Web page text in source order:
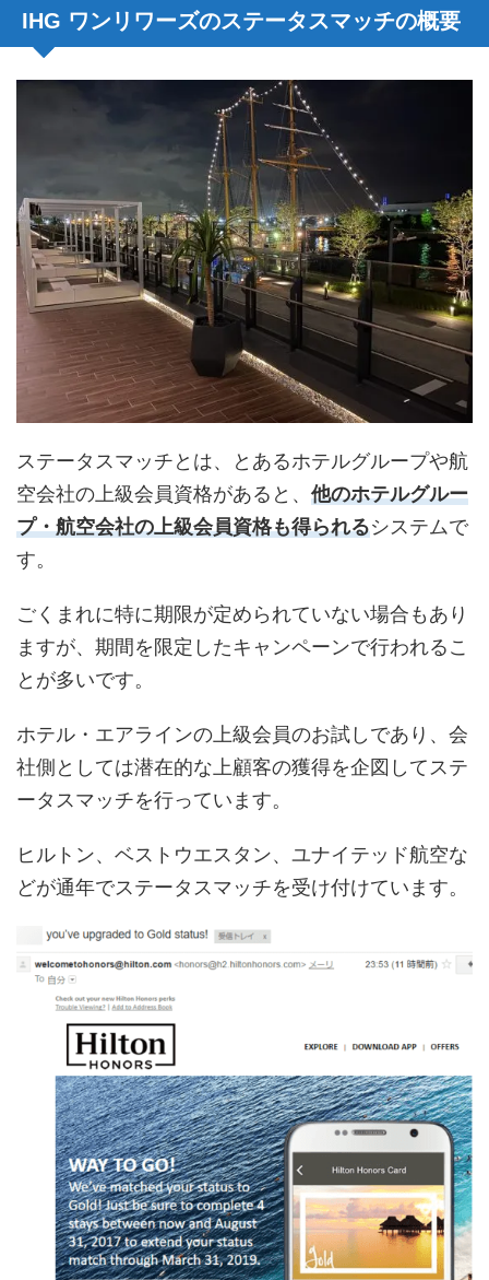
IHG ワンリワーズのステータスマッチの概要
ステータスマッチとは、とあるホテルグループや航
空会社の上級会員資格があると、 他のホテルグルー
プ・航空会社の上級会員資格も得られるシステムで
す。
ごくまれに特に期限が定められていない場合もあり
ますが、期間を限定したキャンペーンで行われるこ
とが多いです。
ホテル・エアラインの上級会員のお試しであり、会
社側としては潜在的な上顧客の獲得を企図してステ
ータスマッチを行っています。
ヒルトン、ベストウエスタン、ユナイテッド航空な
どが通年でステータスマッチを受け付けています。